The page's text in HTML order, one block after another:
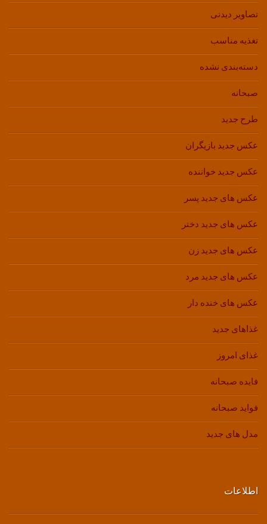
تصاویر دیدنی
تغذیه مناسب
دسته‌بندی نشده
صبحانه
طرح جدید
عکس جدید بازیگران
عکس جدید خواننده
عکس های جدید پسر
عکس های جدید دختر
عکس های جدید زن
عکس های جدید مرد
عکس های خنده دار
غذاهای جدید
غذای امروز
فایده صبحانه
فواید صبحانه
مدل های جدید
اطلاعات